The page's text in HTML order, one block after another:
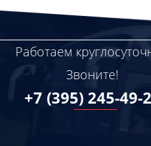
Работаем
Звоните!
+7 (395) 245-49-